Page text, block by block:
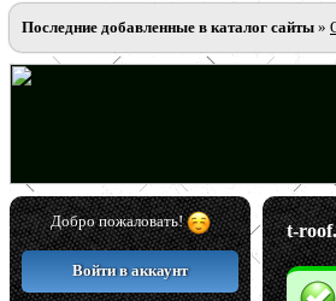
Последние добавленные в каталог сайты »
Добро пожаловать!
Войти в аккаунт
t-